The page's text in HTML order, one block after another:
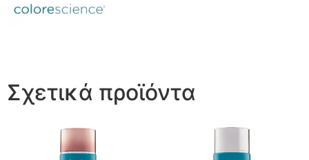
Σχετικά προϊόντα